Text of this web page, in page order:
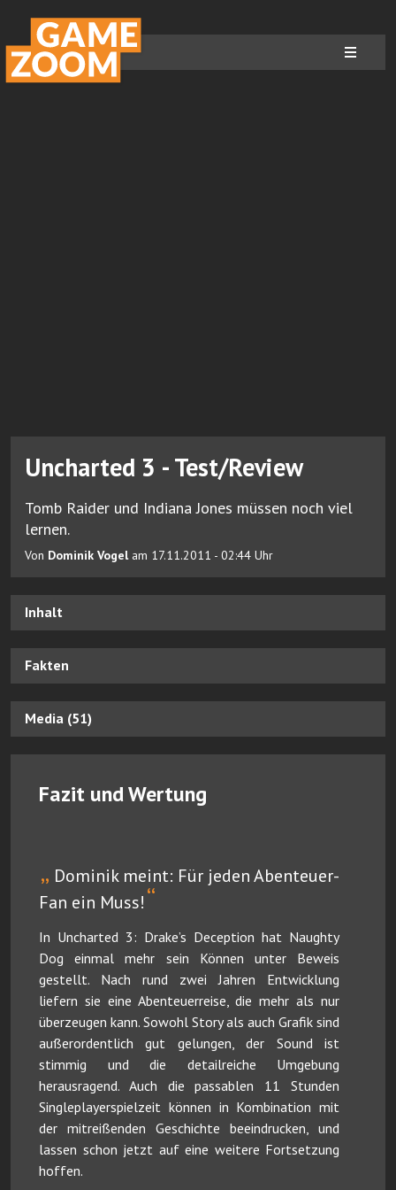
Uncharted 3 - Test/Review
Tomb Raider und Indiana Jones müssen noch viel
lernen.
Von Dominik Vogelam 17.11.2011 - 02:44 Uhr
Inhalt
Fakten
Media (51)
Fazit und Wertung
„ Dominik meint: Für jeden Abenteuer-
Fan ein Muss!“
In Uncharted 3: Drake’s Deception hat Naughty
Dog einmal mehr sein Können unter Beweis
gestellt. Nach rund zwei Jahren Entwicklung
liefern sie eine Abenteuerreise, die mehr als nur
überzeugen kann. Sowohl Story als auch Grafik sind
außerordentlich gut gelungen, der Sound ist
stimmig und die detailreiche Umgebung
herausragend. Auch die passablen 11 Stunden
Singleplayerspielzeit können in Kombination mit
der mitreißenden Geschichte beeindrucken, und
lassen schon jetzt auf eine weitere Fortsetzung
hoffen.